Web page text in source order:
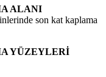
ALANI
son kat kaplama
YÜZEYLERİ